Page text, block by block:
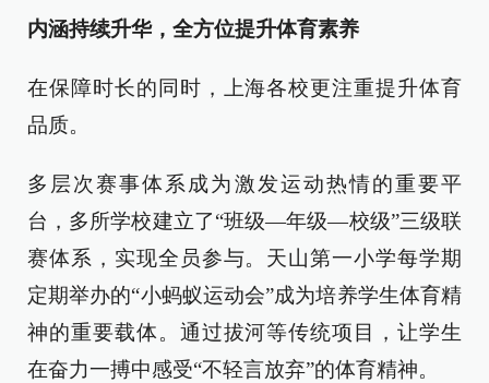
内涵持续升华，全方位提升体育素养
在保障时长的同时，上海各校更注重提升体育
品质。
多层次赛事体系成为激发运动热情的重要平
台，多所学校建立了“班级—年级—校级”三级联
赛体系，实现全员参与。天山第一小学每学期
定期举办的“小蚂蚁运动会”成为培养学生体育精
神的重要载体。通过拔河等传统项目，让学生
在奋力一搏中感受“不轻言放弃”的体育精神。